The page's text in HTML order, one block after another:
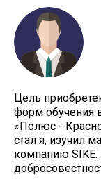
Цель
форм обучения
«Полюс -
стал я, изучил
компанию SIKE.